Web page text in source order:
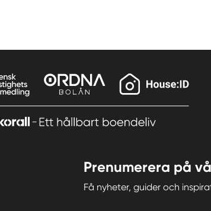
Prenumerera på
Få nyheter, guider och